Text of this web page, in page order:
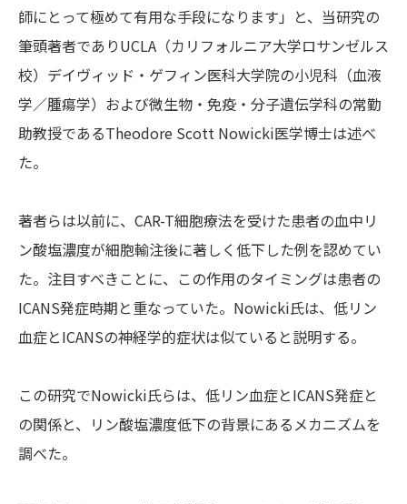
師にとって極めて有用な手段になります」と、当研究の
筆頭著者でありUCLA（カリフォルニア大学ロサンゼルス
校）デイヴィッド・ゲフィン医科大学院の小児科（血液
学／腫瘍学）および微生物・免疫・分子遺伝学科の常勤
助教授であるTheodore Scott Nowicki医学博士は述べ
た。
著者らは以前に、CAR-T細胞療法を受けた患者の血中リ
ン酸塩濃度が細胞輸注後に著しく低下した例を認めてい
た。注目すべきことに、この作用のタイミングは患者の
ICANS発症時期と重なっていた。Nowicki氏は、低リン
血症とICANSの神経学的症状は似ていると説明する。
この研究でNowicki氏らは、低リン血症とICANS発症と
の関係と、リン酸塩濃度低下の背景にあるメカニズムを
調べた。